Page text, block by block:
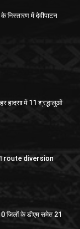
निस्तारण में देवीपाटन
हादसा में 11 श्रद्धालुओं
route diversion
जिलों के डीएम समेत 21